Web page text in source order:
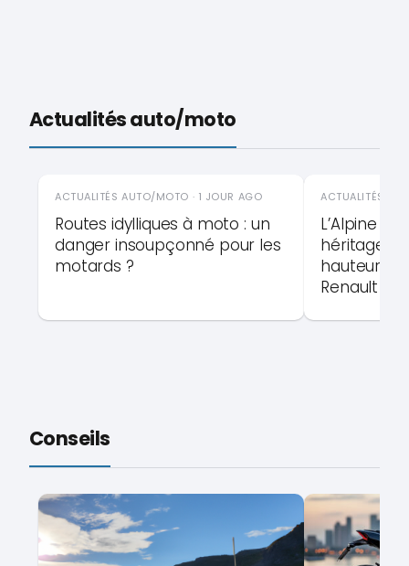
Actualités auto/moto
ACTUALITÉS AUTO/MOTO · 1 JOUR AGO
Routes idylliques à moto : un
danger insoupçonné pour les
motards ?
ACTUALITÉS
L’Alpine
héritage
hauteur
Renault 5
Conseils